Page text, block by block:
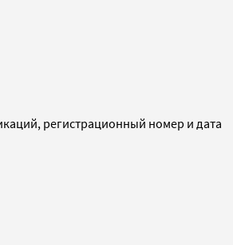
регистрационный номер и дата